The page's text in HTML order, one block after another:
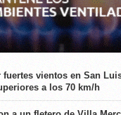
fuertes vientos en San
a los 70 km/h